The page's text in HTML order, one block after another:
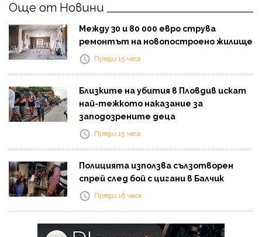
Още от Новини
Между 30 и 80 000 евро струва
ремонтът на новопостроено жилище
Преди 15 часа
Близките на убития в Пловдив искат
най-тежкото наказание за
заподозрените деца
Преди 15 часа
Полицията използва сълзотворен
спрей след бой с цигани в Балчик
Преди 16 часа